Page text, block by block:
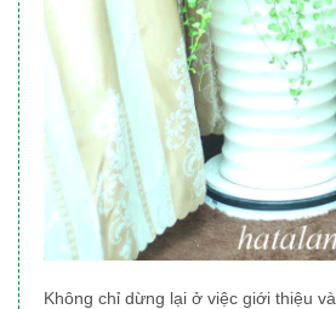
Không chỉ dừng lại ở việc giới thiệu